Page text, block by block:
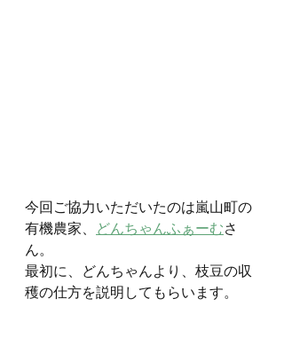
今回ご協力いただいたのは嵐山町の
有機農家、 どんちゃんふぁーむさ
ん。
最初に、どんちゃんより、枝豆の収
穫の仕方を説明してもらいます。